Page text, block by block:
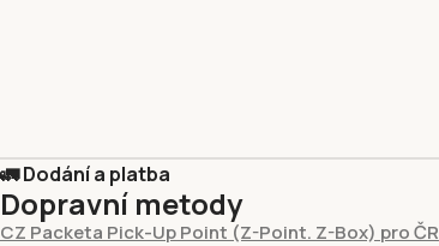
🚛 Dodání a platba
Dopravní metody
CZ Packeta Pick-Up Point (Z-Point. Z-Box) pro ČR